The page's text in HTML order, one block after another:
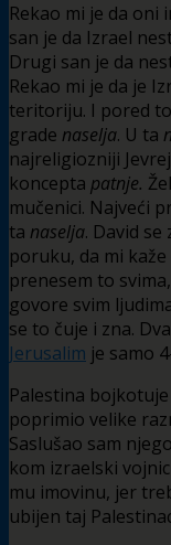
Rekao mi je da oni
san je da Izrael
Drugi san je da
Rekao mi je da je
teritoriju. I pored
grade naselja. U ta
najreligiozniji
koncepta patnje.
mučenici. Najveći
ta naselja. David
poruku, da mi kaže
prenesem to
govore svim
se to čuje i zna.
Jerusalim je samo
Palestina
poprimio velike
Saslušao sam
kom izraelski
mu imovinu, jer
ubijen taj